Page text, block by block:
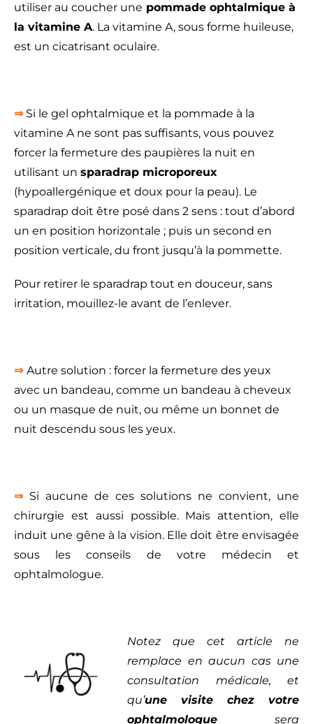
utiliser au coucher une pommade ophtalmique à
la vitamine A. La vitamine A, sous forme huileuse,
est un cicatrisant oculaire.
⇒ Si le gel ophtalmique et la pommade à la
vitamine A ne sont pas suffisants, vous pouvez
forcer la fermeture des paupières la nuit en
utilisant un sparadrap microporeux
(hypoallergénique et doux pour la peau). Le
sparadrap doit être posé dans 2 sens : tout d’abord
un en position horizontale ; puis un second en
position verticale, du front jusqu’à la pommette.
Pour retirer le sparadrap tout en douceur, sans
irritation, mouillez-le avant de l’enlever.
⇒ Autre solution : forcer la fermeture des yeux
avec un bandeau, comme un bandeau à cheveux
ou un masque de nuit, ou même un bonnet de
nuit descendu sous les yeux.
⇒ Si aucune de ces solutions ne convient, une
chirurgie est aussi possible. Mais attention, elle
induit une gêne à la vision. Elle doit être envisagée
sous les conseils de votre médecin et
ophtalmologue.
Notez que cet article ne
remplace en aucun cas une
consultation médicale, et
qu’une visite chez votre
ophtalmologue sera